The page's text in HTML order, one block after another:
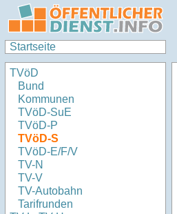
Startseite
TVöD
Bund
Kommunen
TVöD-SuE
TVöD-P
TVöD-S
TVöD-E/F/V
TV-N
TV-V
TV-Autobahn
Tarifrunden